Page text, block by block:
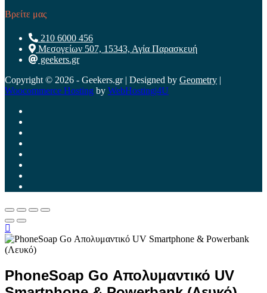
Βρείτε μας
210 6000 456
Μεσογείων 507, 15343, Αγία Παρασκευή
geekers.gr
Copyright © 2026 - Geekers.gr | Designed by Geometry |
Woocommerce Hosting by WebHosting|4U
PhoneSoap Go Απολυμαντικό UV